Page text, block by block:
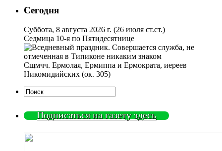
Сегодня
Суббота, 8 августа 2026 г. (26 июля ст.ст.)
Седмица 10-я по Пятидесятнице
Сщмчч. Ермолая, Ермиппа и Ермократа, иереев
Никомидийских (ок. 305)
Подписаться на газету здесь